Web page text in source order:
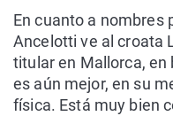
En cuanto a nombres
Ancelotti ve al croata
titular en Mallorca,
es aún mejor, en su
física. Está muy bien